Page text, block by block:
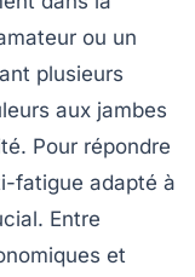
ou un
plusieurs
aux jambes
Pour répondre
fatigue adapté à
Entre
et